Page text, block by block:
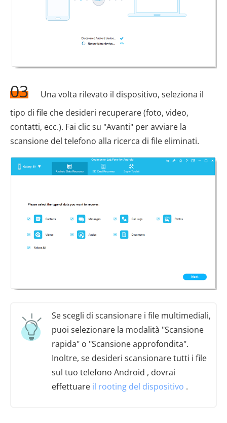
03
Una volta rilevato il dispositivo, seleziona il
tipo di file che desideri recuperare (foto, video,
contatti, ecc.). Fai clic su "Avanti" per avviare la
scansione del telefono alla ricerca di file eliminati.
Se scegli di scansionare i file multimediali,
puoi selezionare la modalità "Scansione
rapida" o "Scansione approfondita".
Inoltre, se desideri scansionare tutti i file
sul tuo telefono Android , dovrai
effettuare il rooting del dispositivo .